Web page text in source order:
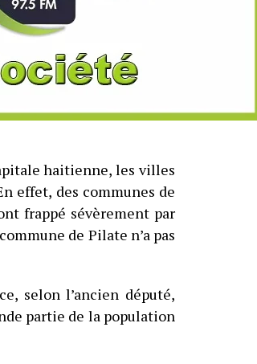
haitienne, les villes
effet, des communes de
frappé sévèrement par
de Pilate n’a pas
selon l’ancien député,
partie de la population